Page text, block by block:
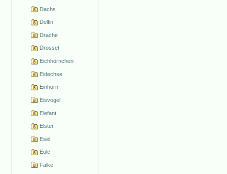
Dachs
Delfin
Drache
Drossel
Eichhörnchen
Eidechse
Einhorn
Eisvogel
Elefant
Elster
Esel
Eule
Falke